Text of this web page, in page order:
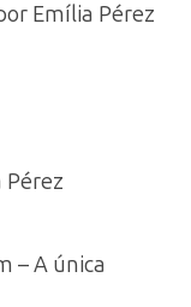
Emília Pérez
Pérez
– A única